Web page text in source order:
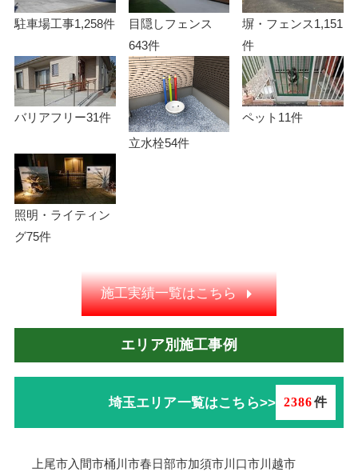
駐車場工事1,258件
目隠しフェンス
643件
塀・フェンス1,151
件
バリアフリー31件
立水栓54件
ペット 11件
照明・ライティン
グ75件
施工実績一覧はこちら
エリア別施工事例
埼玉エリア一覧はこちら>> 2386件
上尾市入間市桶川市春日部市加須市川口市川越市